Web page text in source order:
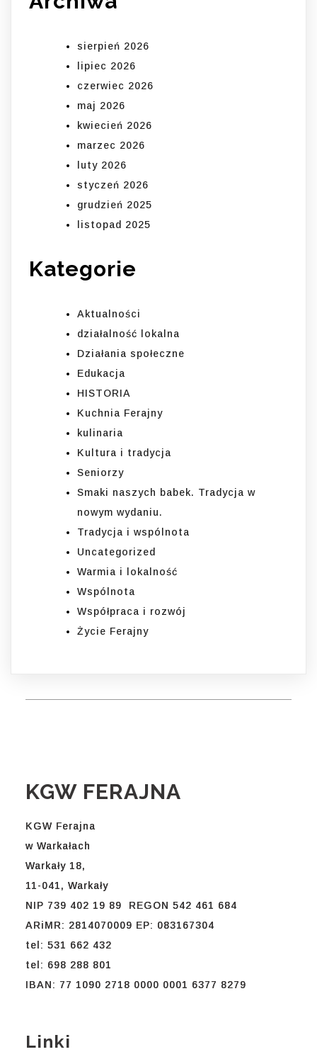
sierpień 2026
lipiec 2026
czerwiec 2026
maj 2026
kwiecień 2026
marzec 2026
luty 2026
styczeń 2026
grudzień 2025
listopad 2025
Kategorie
Aktualności
działalność lokalna
Działania społeczne
Edukacja
HISTORIA
Kuchnia Ferajny
kulinaria
Kultura i tradycja
Seniorzy
Smaki naszych babek. Tradycja w
nowym wydaniu.
Tradycja i wspólnota
Uncategorized
Warmia i lokalność
Wspólnota
Współpraca i rozwój
Życie Ferajny
KGW FERAJNA
KGW Ferajna
w Warkałach
Warkały 18,
11-041, Warkały
NIP 739 402 19 89 REGON 542 461 684
ARiMR: 2814070009 EP: 083167304
tel: 531 662 432
tel: 698 288 801
IBAN: 77 1090 2718 0000 0001 6377 8279
Linki